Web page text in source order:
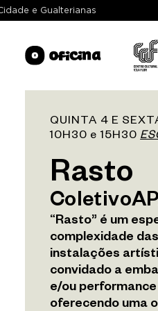
Cidade e Gualterianas
Sobre
QUINTA 4 E
10H30 e 15H30
Rasto
“Rasto” é um
complexidade
instalações
convidado a
e/ou
oferecendo uma